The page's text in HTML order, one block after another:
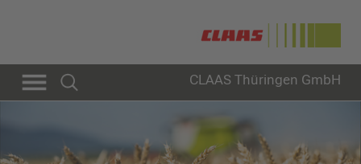
CLAAS Thüringen GmbH